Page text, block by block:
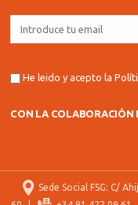
He leido y acepto la
CON LA COLABORACIÓN
Sede Social FSG: C/